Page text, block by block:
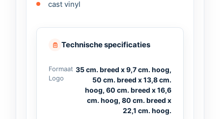
50 cm breed × 13,8 cm hoog
Ideaal voor het vervangen van een
upgraden van zowel de voorzijde als
zijkant van jouw camper.
cast vinyl
Technische specificaties
Formaat
Logo
35 cm. breed x 9,7 cm. hoog,
50 cm. breed x 13,8 cm.
hoog, 60 cm. breed x 16,6
cm. hoog, 80 cm. breed x
22,1 cm. hoog.